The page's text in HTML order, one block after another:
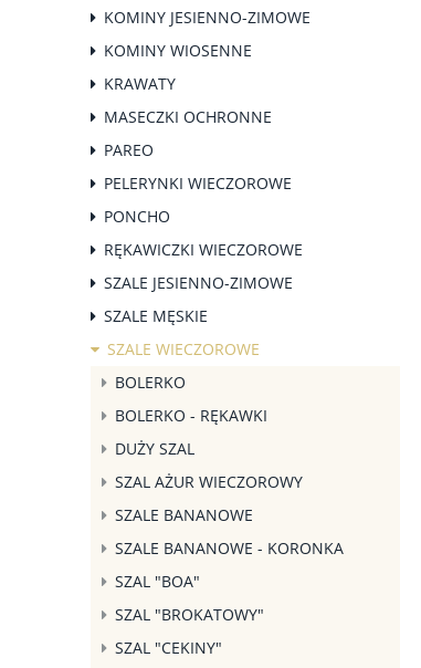
KOMINY JESIENNO-ZIMOWE
KOMINY WIOSENNE
KRAWATY
MASECZKI OCHRONNE
PAREO
PELERYNKI WIECZOROWE
PONCHO
RĘKAWICZKI WIECZOROWE
SZALE JESIENNO-ZIMOWE
SZALE MĘSKIE
SZALE WIECZOROWE
BOLERKO
BOLERKO - RĘKAWKI
DUŻY SZAL
SZAL AŻUR WIECZOROWY
SZALE BANANOWE
SZALE BANANOWE - KORONKA
SZAL "BOA"
SZAL "BROKATOWY"
SZAL "CEKINY"